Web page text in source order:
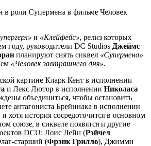
и «Клейфейс», релиз которых
году, руководители DC Studios Джеймс
планируют снять сиквел «Супермена»
«Человек завтрашнего дня».
картине Кларк Кент в исполнении
и Лекс Лютор в исполнении Николаса
объединиться, чтобы остановить
антагониста Брейниака в исполнении
и хотя история сосредоточится в основном
союзе, в сиквеле появятся и другие
DCU: Лоис Лейн (Рэйчел
старший (Фрэнк Грилло), Джимми